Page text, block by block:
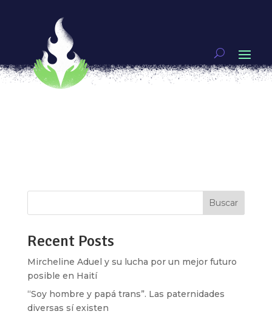
Xareny Orzal, los títeres y el mundo de
posibilidades
porAide Nohemi Video
Ves un pequeño teatro, decides entrar y te
Buscar
Recent Posts
Mircheline Aduel y su lucha por un mejor futuro
posible en Haití
“Soy hombre y papá trans”. Las paternidades
diversas sí existen